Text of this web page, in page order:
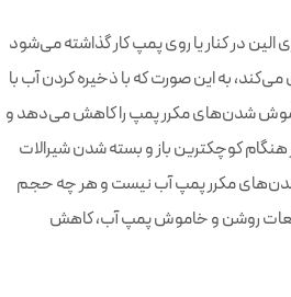
24 لیتری الین در کنار یا روی پمپ کار گذاشته می‌شود
به این صورت که با ذخیره کردن آب با
شدن‌های مکرر پمپ را کاهش می‌دهد و
کوچکترین باز و بسته شدن شیرالات
مکرر پمپ آب نیست و هر چه حجم
روشن و خاموش پمپ آب، کاهش